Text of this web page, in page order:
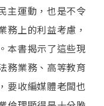
主運動，也是不令
務上的利益考慮，
本書揭示了這些現
務業務、高等教育
要收編媒體老闆也